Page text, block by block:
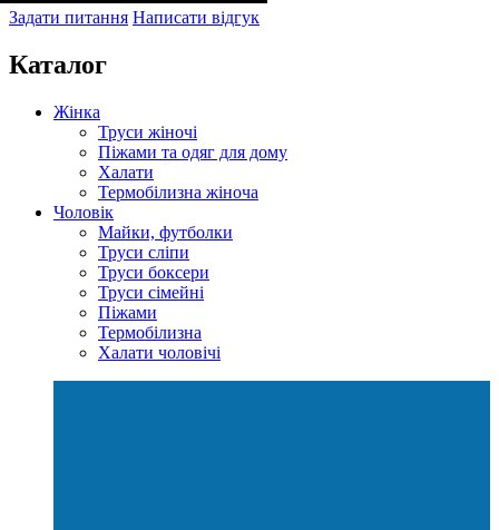
Задати питання Написати відгук
Каталог
Жінка
Труси жіночі
Піжами та одяг для дому
Халати
Термобілизна жіноча
Чоловік
Майки, футболки
Труси сліпи
Труси боксери
Труси сімейні
Піжами
Термобілизна
Халати чоловічі